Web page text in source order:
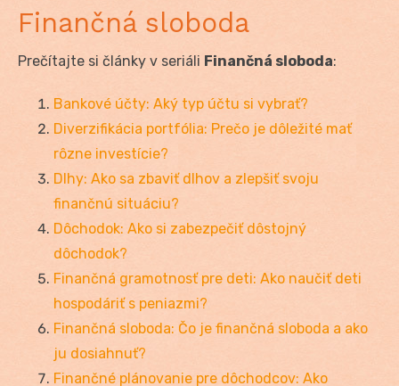
Finančná sloboda
Prečítajte si články v seriáli Finančná sloboda:
Bankové účty: Aký typ účtu si vybrať?
Diverzifikácia portfólia: Prečo je dôležité mať
rôzne investície?
Dlhy: Ako sa zbaviť dlhov a zlepšiť svoju
finančnú situáciu?
Dôchodok: Ako si zabezpečiť dôstojný
dôchodok?
Finančná gramotnosť pre deti: Ako naučiť deti
hospodáriť s peniazmi?
Finančná sloboda: Čo je finančná sloboda a ako
ju dosiahnuť?
Finančné plánovanie pre dôchodcov: Ako